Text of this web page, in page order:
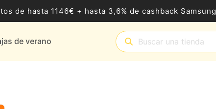
de hasta 1146€ + hasta 3,6% de cashback Samsung
de verano